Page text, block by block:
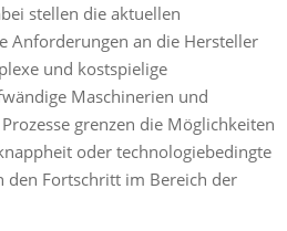
stellen die aktuellen
Anforderungen an die Hersteller
und kostspielige
Maschinerien und
grenzen die Möglichkeiten
oder technologiebedingte
den Fortschritt im Bereich der